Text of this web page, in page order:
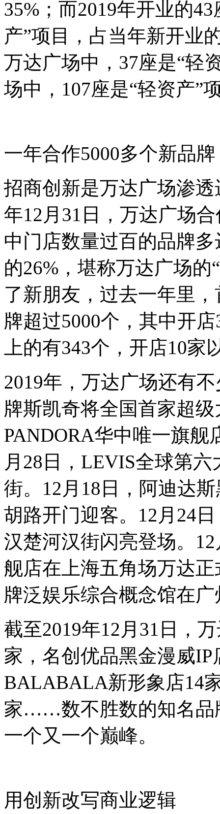
35%；而2019年开业的
产”项目，占当年新开业
万达广场中，37座是“轻
场中，107座是“轻资产”
一年合作5000多个新品牌
招商创新是万达广场渗
年12月31日，万达广场
中门店数量过百的品牌
的26%，堪称万达广场的“
了新朋友，过去一年里
牌超过5000个，其中开
上的有343个，开店10家
2019年，万达广场还有
牌斯凯奇将全国首家超
PANDORA华中唯一旗
月28日，LEVIS全球第
街。12月18日，阿迪达
胡路开门迎客。12月24
汉楚河汉街闪亮登场。
舰店在上海五角场万达
牌泛娱乐综合概念馆在
截至2019年12月31日，
家，名创优品黑金漫威
BALABALA新形象店14
家……数不胜数的知名品
一个又一个巅峰。
用创新改写商业逻辑